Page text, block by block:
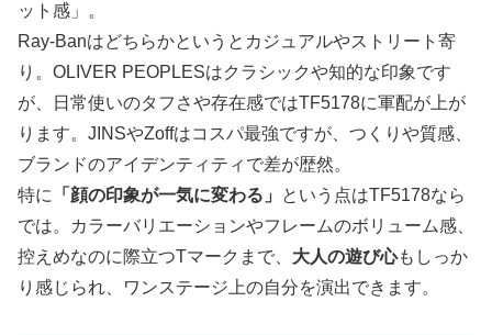
ット感」。
Ray-Banはどちらかというとカジュアルやストリート寄
り。OLIVER PEOPLESはクラシックや知的な印象です
が、日常使いのタフさや存在感ではTF5178に軍配が上が
ります。JINSやZoffはコスパ最強ですが、つくりや質感、
ブランドのアイデンティティで差が歴然。
特に
「顔の印象が一気に変わる」
という点はTF5178なら
では。カラーバリエーションやフレームのボリューム感、
控えめなのに際立つTマークまで、 大人の遊び心もしっか
り感じられ、ワンステージ上の自分を演出できます。